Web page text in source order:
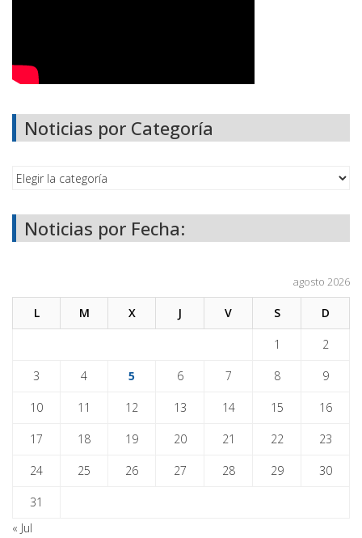
Noticias por Categoría
Noticias por Fecha:
agosto 2026
L M X J V S D
1 2
3 4 5 6 7 8 9
10 11 12 13 14 15 16
17 18 19 20 21 22 23
24 25 26 27 28 29 30
31
« Jul